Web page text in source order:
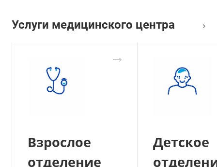
Услуги медицинского центра
Взрослое
отделение
Детское